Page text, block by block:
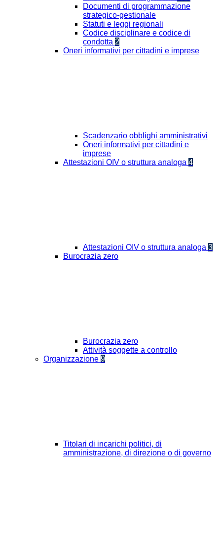
Documenti di programmazione
strategico-gestionale
Statuti e leggi regionali
Codice disciplinare e codice di
condotta 2
Oneri informativi per cittadini e imprese
Scadenzario obblighi amministrativi
Oneri informativi per cittadini e
imprese
Attestazioni OIV o struttura analoga 4
Attestazioni OIV o struttura analoga 3
Burocrazia zero
Burocrazia zero
Attività soggette a controllo
Organizzazione 9
Titolari di incarichi politici, di
amministrazione, di direzione o di governo